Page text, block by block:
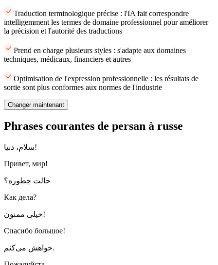
Traduction terminologique précise : l'IA fait correspondre
intelligemment les termes de domaine professionnel pour améliorer
la précision et l'autorité des traductions
Prend en charge plusieurs styles : s'adapte aux domaines
techniques, médicaux, financiers et autres
Optimisation de l'expression professionnelle : les résultats de
sortie sont plus conformes aux normes de l'industrie
Changer maintenant
Phrases courantes de persan à russe
سلام، دنیا!
Привет, мир!
حالت چطوره؟
Как дела?
خیلی ممنون!
Спасибо большое!
خواهش می‌کنم.